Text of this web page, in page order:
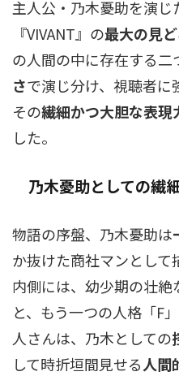
主人公・乃木憂助を演じ
『VIVANT』の最大の見
の人間の中に存在する二
さで演じ分け、視聴者に
その繊細かつ大胆な表現
した。
乃木憂助としての繊
物語の序盤、乃木憂助は
か抜けた商社マンとして
内側には、幼少期の壮絶
と、もう一つの人格「F
人さんは、乃木としての
して時折垣間見せる人間